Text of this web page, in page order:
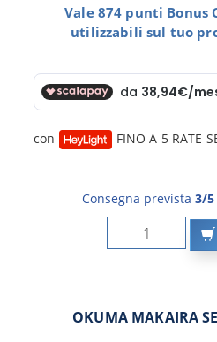
Vale 874 punti Bonus
utilizzabili sul tuo
con FINO A 5 RATE
Consegna prevista 3/
OKUMA MAKAIRA